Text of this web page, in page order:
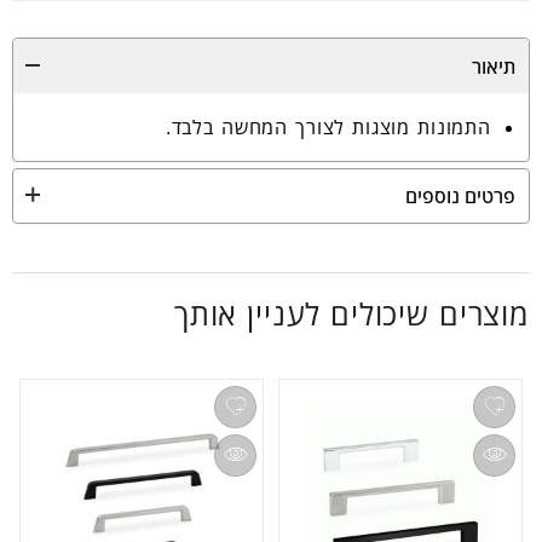
תיאור
התמונות מוצגות לצורך המחשה בלבד.
פרטים נוספים
מוצרים שיכולים לעניין אותך